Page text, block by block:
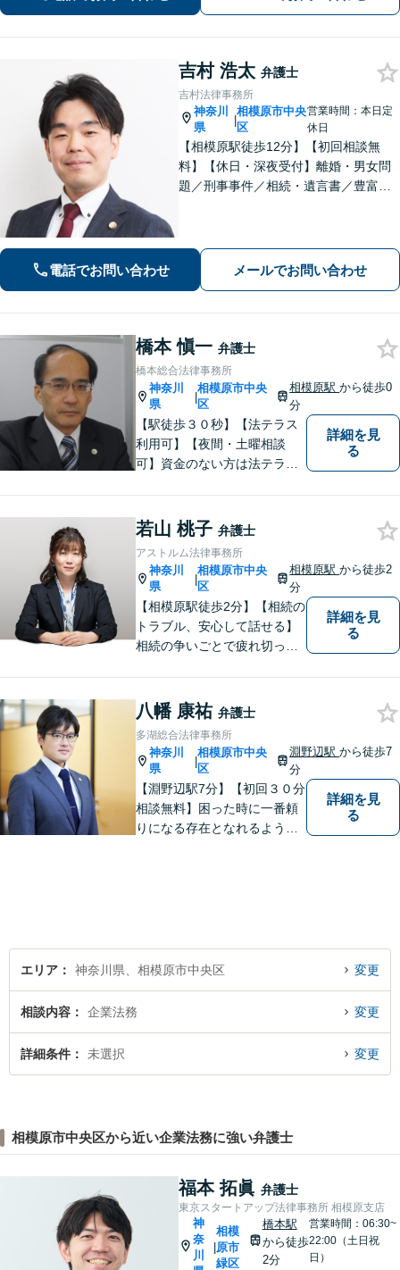
心の柔軟なサポート体制】
吉村 浩太 弁護士
吉村法律事務所
神奈川
県
|
相模原市中央
区
営業時間：本日定
休日
【相模原駅徒歩12分】【初回相談無
料】【休日・深夜受付】離婚・男女問
題／刑事事件／相続・遺言書／豊富な
【24時間受付】【ビデオ面談可】
電話でお問い合わせ メールでお問い合わせ
橋本 愼一 弁護士
橋本総合法律事務所
神奈川
県
|
相模原市中央
区
相模原駅から徒歩0
分
【駅徒歩３０秒】【法テラス
利用可】【夜間・土曜相談
可】資金のない方は法テラス
す。住宅ローンの支払で悩ま
れている方も一度ご相談くだ
さい。最高の結果が出せるよ
う自己研鑽を怠らず質の高い
仕事を目指します。
詳細を見
る
若山 桃子 弁護士
アストルム法律事務所
神奈川
県
|
相模原市中央
区
相模原駅から徒歩2
分
【相模原駅徒歩2分】【相続の
トラブル、安心して話せる】
相続の争いごとで疲れ切って
指します。遺産分割協議・遺
留分・調停・裁判にも対応。
詳細を見
る
八幡 康祐 弁護士
多湖総合法律事務所
神奈川
県
|
相模原市中央
区
淵野辺駅から徒歩7
分
【淵野辺駅7分】【初回３０分
相談無料】困った時に一番頼
りになる存在となれるよう、
詳細を見
る
エリア 神奈川県、相模原市中央区 変更
相談内容 企業法務 変更
詳細条件 未選択 変更
相模原市中央区から近い企業法務に強い弁護士
福本 拓眞 弁護士
東京スタートアップ法律事務所 相模原支店
神
奈
川
相模
原市
緑区
橋本駅
から徒歩
2分
営業時間：06:30~
22:00（土日祝
日）